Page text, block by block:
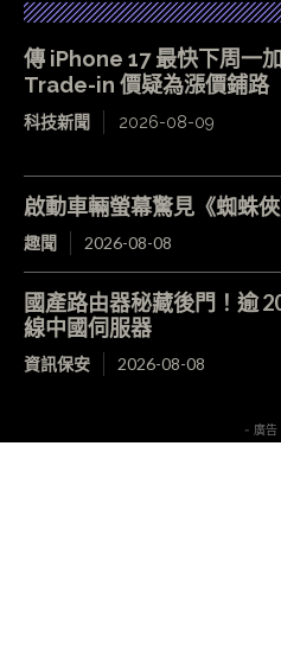
傳 iPhone 17 最快下周一
Trade-in 價疑為漲價鋪路
科技新聞 2026-08-09
啟動車輛螢幕驚見《蜘蛛
趣聞 2026-08-08
國產路由器秘藏後門！逾
線中國伺服器
資訊保安 2026-08-08
- 廣告